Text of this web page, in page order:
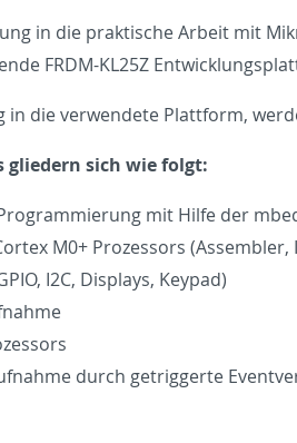
in die prak­tis­che Ar­beit mit
FRDM-KL25Z
in die ver­wen­dete Plat­tform,
gliedern sich wie folgt:
mit Hilfe der
M0+ Prozes­sors
I2C, Dis­plays, Key­pad)
durch getrig­gerte